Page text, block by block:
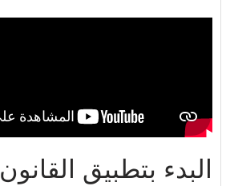
البدء بتطبيق القانون